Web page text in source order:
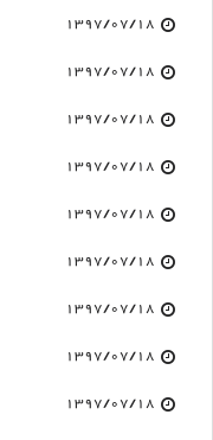
1397/07/18
1397/07/18
1397/07/18
1397/07/18
1397/07/18
1397/07/18
1397/07/18
1397/07/18
1397/07/18